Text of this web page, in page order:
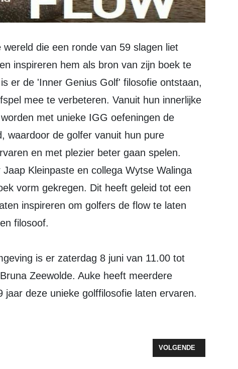
inspireren hem als bron van zijn boek te
er de 'Inner Genius Golf' filosofie ontstaan,
mee te verbeteren. Vanuit hun innerlijke
met unieke IGG oefeningen de
waardoor de golfer vanuit hun pure
en met plezier beter gaan spelen.
Kleinpaste en collega Wytse Walinga
vorm gekregen. Dit heeft geleid tot een
inspireren om golfers de flow te laten
filosoof.
is er zaterdag 8 juni van 11.00 tot
Zeewolde. Auke heeft meerdere
deze unieke golffilosofie laten ervaren.
DEELNEMERS NIJMEEGSE VIERDAAGSE VOLGENDE ARTIKEL:
VOLGENDE